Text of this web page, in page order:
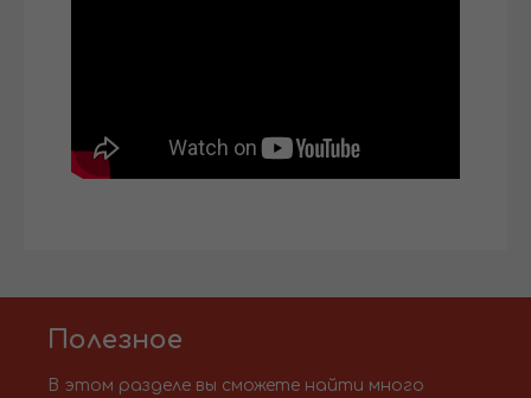
Полезное
В этом разделе вы сможете найти много